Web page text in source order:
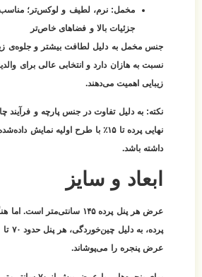
مخمل: نرم، لطیف و لوکس‌تر؛
جزئیات بالا و فضاهای خاص‌تر
جنس مخمل به دلیل لطافت بیشتر و جلوه‌ی
نسبت به هازان دارد و انتخابی عالی برای
زیبایی اهمیت می‌دهند.
نکته: به دلیل تفاوت در جنس پارچه و
نهایی پرده تا ۱۵٪ با طرح اولیه نمایش
داشته باشد.
ابعاد و سایز
عرض هر پنل پرده ۱۴۵ سانتی‌متر
پرده، به دلیل چین‌خوردگی، هر پنل حدود
عرض پنجره را می‌پوشاند.